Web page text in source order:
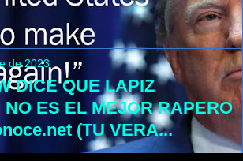
de 2023
DICE QUE LAPIZ
NO ES EL MEJOR RAPERO
(TU VERA...